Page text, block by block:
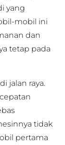
yang
mobil ini
dan
tetap pada
jalan raya.
tidak
pertama